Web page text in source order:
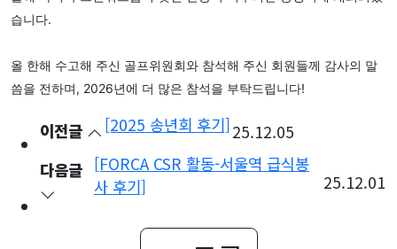
습니다.
올 한해 수고해 주신 골프위원회와 참석해 주신 회원들께 감사의 말
씀을 전하며, 2026년에 더 많은 참석을 부탁드립니다!
이전글 [2025 송년회 후기] 25.12.05
다음글 [FORCA CSR 활동-서울역 급식봉
사 후기]
25.12.01